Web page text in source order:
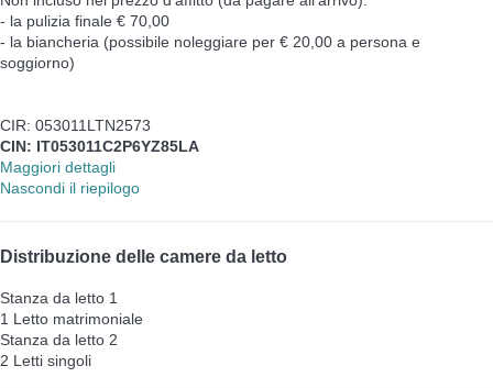
- la pulizia finale € 70,00
- la biancheria (possibile noleggiare per € 20,00 a persona e
soggiorno)
CIR: 053011LTN2573
CIN: IT053011C2P6YZ85LA
Maggiori dettagli
Nascondi il riepilogo
Distribuzione delle camere da letto
Stanza da letto 1
1 Letto matrimoniale
Stanza da letto 2
2 Letti singoli